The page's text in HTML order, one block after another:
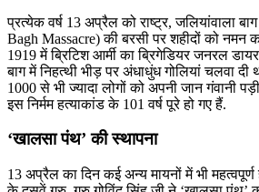
प्रत्येक वर्ष 13 अप्रैल को राष्‍ट्र, जलियांवाला
Bagh Massacre) की बरसी पर शहीदों को नमन
1919 में ब्रिटिश आर्मी का ब्रिगेडियर जनरल
बाग में निहत्‍थी भीड़ पर अंधाधुंध गोलियां चलवा
1000 से भी ज्यादा लोगों को अपनी जान गंवानी
इस निर्मम हत्याकांड के 101 वर्ष पूरे हो गए हैं.
‘खालसा पंथ’ की स्थापना
13 अप्रैल का दिन कई अन्य मायनों में भी